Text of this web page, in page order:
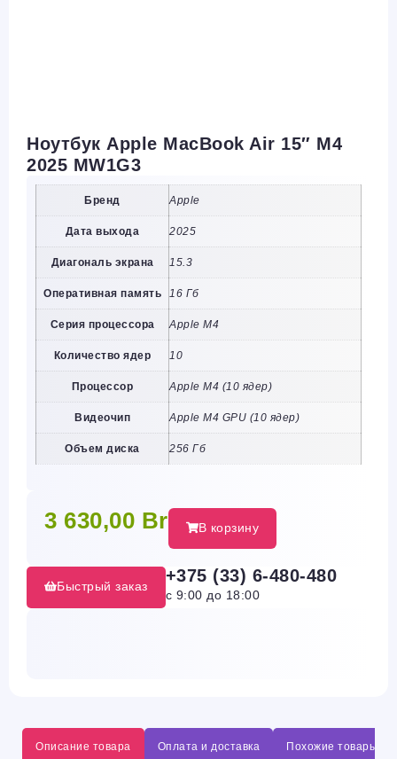
Ноутбук Apple MacBook Air 15″ M4
2025 MW1G3
Бренд Apple
Дата выхода 2025
Диагональ экрана 15.3
Оперативная память 16 Гб
Серия процессора Apple M4
Количество ядер 10
Процессор Apple M4 (10 ядер)
Видеочип Apple M4 GPU (10 ядер)
Объем диска 256 Гб
3 630,00 Br В корзину
Быстрый заказ
+375 (33) 6-480-480
с 9:00 до 18:00
Описание товара Оплата и доставка Похожие товары